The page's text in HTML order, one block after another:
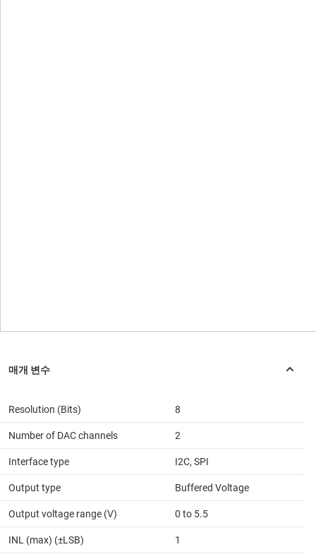
Resolution (Bits) 8
Number of DAC channels 2
Interface type I2C, SPI
Output type Buffered Voltage
Output voltage range (V) 0 to 5.5
INL (max) (±LSB) 1